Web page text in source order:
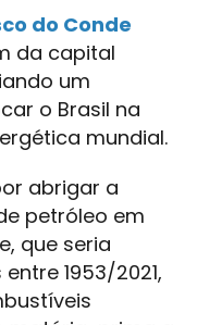
do Conde
da capital
um
o Brasil na
mundial.
abrigar a
petróleo em
que seria
1953/2021,